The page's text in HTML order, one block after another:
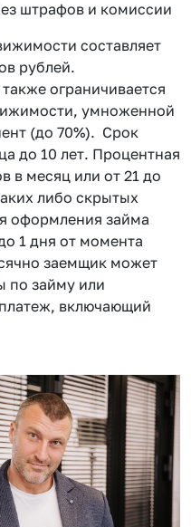
штрафов и комиссии
составляет
рублей.
ограничивается
умноженной
(до 70%). Срок
до 10 лет. Процентная
в месяц или от 21 до
либо скрытых
оформления займа
1 дня от момента
заемщик может
по займу или
включающий